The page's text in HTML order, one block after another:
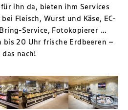
ihn da, bieten ihm Services
Fleisch, Wurst und Käse, EC-
Service, Fotokopierer …
bis 20 Uhr frische Erdbeeren –
nach!